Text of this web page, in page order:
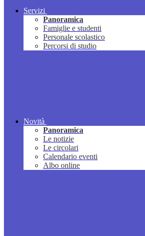
Servizi
Panoramica
Famiglie e studenti
Personale scolastico
Percorsi di studio
Novità
Panoramica
Le notizie
Le circolari
Calendario eventi
Albo online